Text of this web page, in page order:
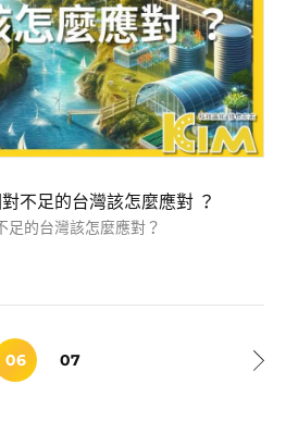
不足的台灣該怎麼應對 ？
足的台灣該怎麼應對？
：
06 07